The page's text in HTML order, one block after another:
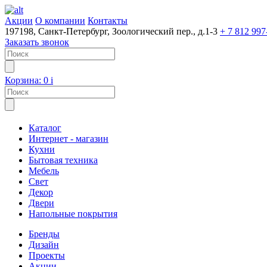
Акции О компании Контакты
197198, Санкт-Петербург, Зоологический пер., д.1-3 + 7 812
Заказать звонок
Корзина: 0 i
Каталог
Интернет - магазин
Кухни
Бытовая техника
Мебель
Свет
Декор
Двери
Напольные покрытия
Бренды
Дизайн
Проекты